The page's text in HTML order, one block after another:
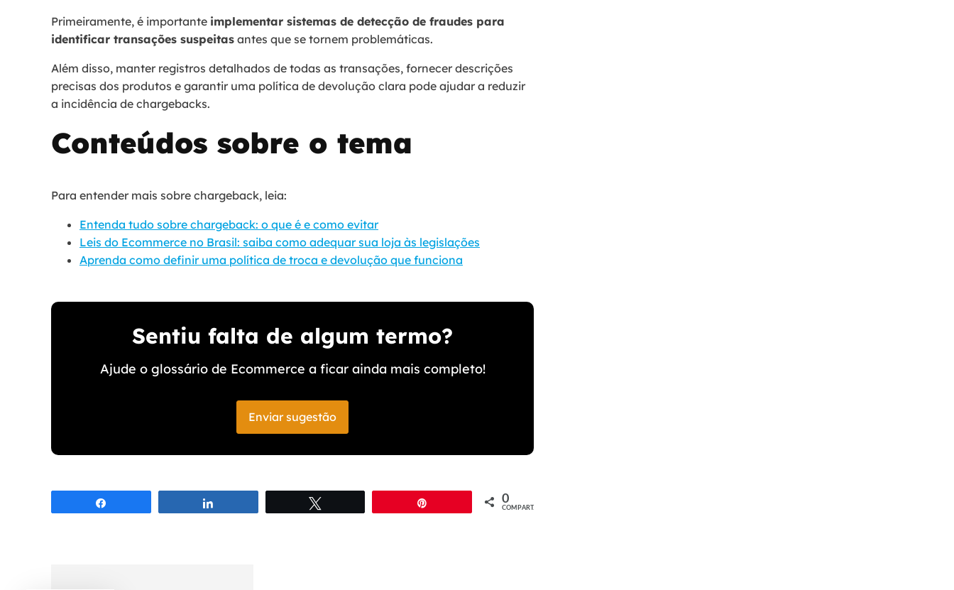
Primeiramente, é importante implementar sistemas de detecção de fraudes para
identificar transações suspeitas antes que se tornem problemáticas.
Além disso, manter registros detalhados de todas as transações, fornecer descrições
precisas dos produtos e garantir uma política de devolução clara pode ajudar a reduzir
a incidência de chargebacks.
Conteúdos sobre o tema
Para entender mais sobre chargeback, leia:
Entenda tudo sobre chargeback: o que é e como evitar
Leis do Ecommerce no Brasil: saiba como adequar sua loja às legislações
Aprenda como definir uma política de troca e devolução que funciona
Sentiu falta de algum termo?
Ajude o glossário de Ecommerce a ficar ainda mais completo!
Enviar sugestão
0
COMPART.